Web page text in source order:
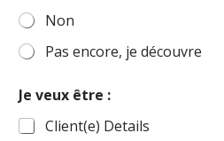
Non
Pas encore, je découvre
Je veux être :
Client(e) Details